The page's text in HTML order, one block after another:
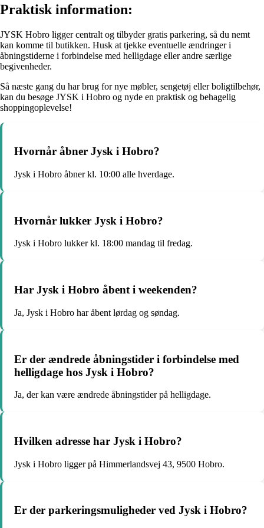
Praktisk information:
JYSK Hobro ligger centralt og tilbyder gratis parkering, så du nemt
kan komme til butikken. Husk at tjekke eventuelle ændringer i
åbningstiderne i forbindelse med helligdage eller andre særlige
begivenheder.
Så næste gang du har brug for nye møbler, sengetøj eller boligtilbehør,
kan du besøge JYSK i Hobro og nyde en praktisk og behagelig
shoppingoplevelse!
Hvornår åbner Jysk i Hobro?
Jysk i Hobro åbner kl. 10:00 alle hverdage.
Hvornår lukker Jysk i Hobro?
Jysk i Hobro lukker kl. 18:00 mandag til fredag.
Har Jysk i Hobro åbent i weekenden?
Ja, Jysk i Hobro har åbent lørdag og søndag.
Er der ændrede åbningstider i forbindelse med
helligdage hos Jysk i Hobro?
Ja, der kan være ændrede åbningstider på helligdage.
Hvilken adresse har Jysk i Hobro?
Jysk i Hobro ligger på Himmerlandsvej 43, 9500 Hobro.
Er der parkeringsmuligheder ved Jysk i Hobro?